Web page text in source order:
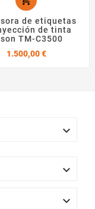
de etiquetas
de tinta
TM-C3500
1.500,00 €Precio


